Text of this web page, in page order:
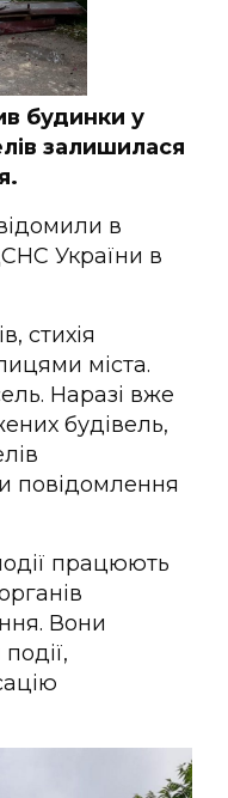
будинки у
залишилася
в
України в
стихія
міста.
Наразі вже
будівель,
повідомлення
працюють
Вони